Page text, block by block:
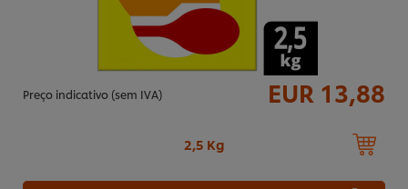
Preço indicativo (sem IVA) EUR 13,88
2,5 Kg